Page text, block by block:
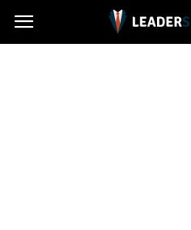
Leaderservice.pl